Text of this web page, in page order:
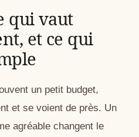
qui vaut
et ce qui
un petit budget,
et se voient de près. Un
agréable changent le